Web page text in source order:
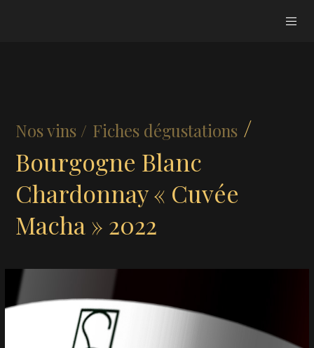
Nos vins / Fiches dégustations /
Bourgogne Blanc
Chardonnay « Cuvée
Macha » 2022